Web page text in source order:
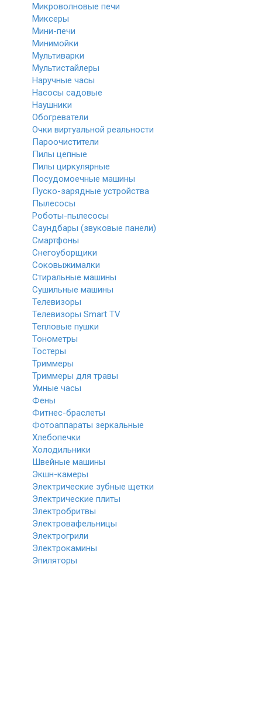
Микроволновые печи
Миксеры
Мини-печи
Минимойки
Мультиварки
Мультистайлеры
Наручные часы
Насосы садовые
Наушники
Обогреватели
Очки виртуальной реальности
Пароочистители
Пилы цепные
Пилы циркулярные
Посудомоечные машины
Пуско-зарядные устройства
Пылесосы
Роботы-пылесосы
Саундбары (звуковые панели)
Смартфоны
Снегоуборщики
Соковыжималки
Стиральные машины
Сушильные машины
Телевизоры
Телевизоры Smart TV
Тепловые пушки
Тонометры
Тостеры
Триммеры
Триммеры для травы
Умные часы
Фены
Фитнес-браслеты
Фотоаппараты зеркальные
Хлебопечки
Холодильники
Швейные машины
Экшн-камеры
Электрические зубные щетки
Электрические плиты
Электробритвы
Электровафельницы
Электрогрили
Электрокамины
Эпиляторы